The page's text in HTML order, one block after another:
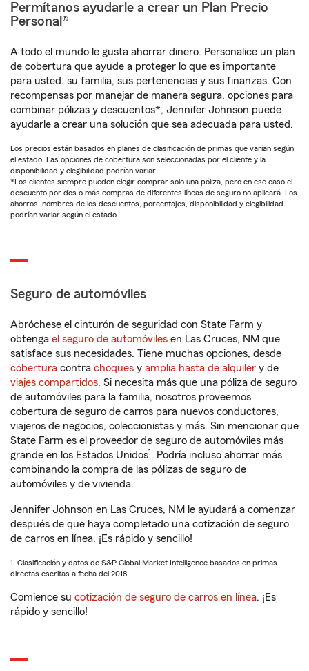
Permítanos ayudarle a crear un Plan Precio
Personal®
A todo el mundo le gusta ahorrar dinero. Personalice un plan
de cobertura que ayude a proteger lo que es importante
para usted: su familia, sus pertenencias y sus finanzas. Con
recompensas por manejar de manera segura, opciones para
combinar pólizas y descuentos*, Jennifer Johnson puede
ayudarle a crear una solución que sea adecuada para usted.
Los precios están basados en planes de clasificación de primas que varían según
el estado. Las opciones de cobertura son seleccionadas por el cliente y la
disponibilidad y elegibilidad podrían variar.
*Los clientes siempre pueden elegir comprar solo una póliza, pero en ese caso el
descuento por dos o más compras de diferentes líneas de seguro no aplicará. Los
ahorros, nombres de los descuentos, porcentajes, disponibilidad y elegibilidad
podrían variar según el estado.
Seguro de automóviles
Abróchese el cinturón de seguridad con State Farm y
obtenga el seguro de automóviles en Las Cruces, NM que
satisface sus necesidades. Tiene muchas opciones, desde
cobertura contra choques y amplia hasta de alquiler y de
viajes compartidos. Si necesita más que una póliza de seguro
de automóviles para la familia, nosotros proveemos
cobertura de seguro de carros para nuevos conductores,
viajeros de negocios, coleccionistas y más. Sin mencionar que
State Farm es el proveedor de seguro de automóviles más
grande en los Estados Unidos1. Podría incluso ahorrar más
combinando la compra de las pólizas de seguro de
automóviles y de vivienda.
Jennifer Johnson en Las Cruces, NM le ayudará a comenzar
después de que haya completado una cotización de seguro
de carros en línea. ¡Es rápido y sencillo!
1. Clasificación y datos de S&P Global Market Intelligence basados en primas
directas escritas a fecha del 2018.
Comience su cotización de seguro de carros en línea. ¡Es
rápido y sencillo!